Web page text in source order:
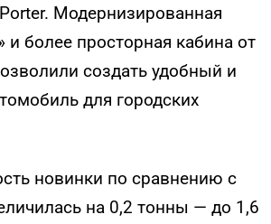
Модернизированная
и более просторная кабина от
создать удобный и
для городских
новинки по сравнению с
на 0,2 тонны — до 1,6